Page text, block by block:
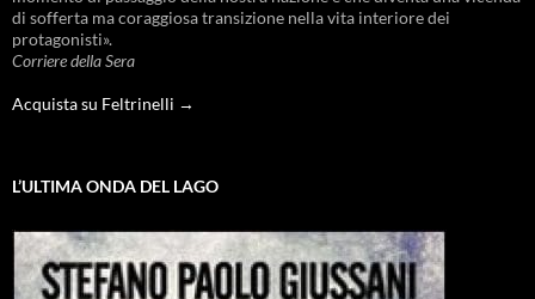
di sofferta ma coraggiosa transizione nella vita interiore dei
protagonisti».
Corriere della Sera
Acquista su Feltrinelli →
L’ULTIMA ONDA DEL LAGO